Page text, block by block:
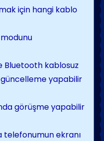
için hangi kablo
modunu
Bluetooth kablosuz
yapabilir
görüşme yapabilir
telefonumun ekranı